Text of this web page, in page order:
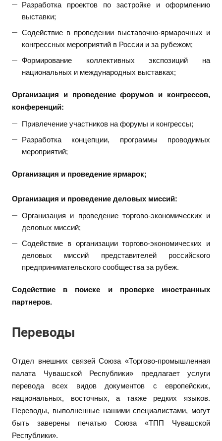
Разработка проектов по застройке и оформлению
выставки;
Содействие в проведении выставочно-ярмарочных и
конгрессных мероприятий в России и за рубежом;
Формирование коллективных экспозиций на
национальных и международных выставках;
Организация и проведение форумов и конгрессов,
конференций:
Привлечение участников на форумы и конгрессы;
Разработка концепции, программы проводимых
мероприятий;
Организация и проведение ярмарок;
Организация и проведение деловых миссий:
Организация и проведение торгово-экономических и
деловых миссий;
Содействие в организации торгово-экономических и
деловых миссий представителей российского
предпринимательского сообщества за рубеж.
Содействие в поиске и проверке иностранных
партнеров.
Переводы
Отдел внешних связей Союза «Торгово-промышленная
палата Чувашской Республики» предлагает услуги
перевода всех видов документов с европейских,
национальных, восточных, а также редких языков.
Переводы, выполненные нашими специалистами, могут
быть заверены печатью Союза «ТПП Чувашской
Республики».